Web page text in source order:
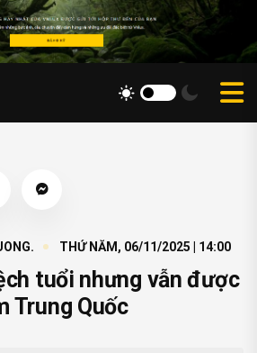
THỨ NĂM, 06/11/2025 | 14:00
tuổi nhưng vẫn được
Trung Quốc